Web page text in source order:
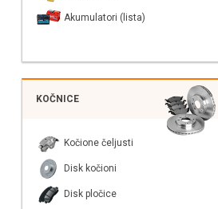
Akumulatori (lista)
KOČNICE
Kočione čeljusti
Disk kočioni
Disk pločice